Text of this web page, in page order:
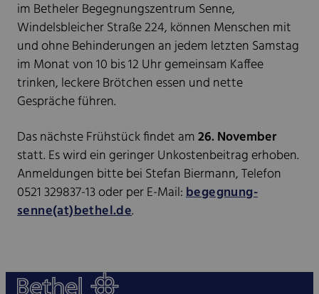
im Betheler Begegnungszentrum Senne,
Windelsbleicher Straße 224, können Menschen mit
und ohne Behinderungen an jedem letzten Samstag
im Monat von 10 bis 12 Uhr gemeinsam Kaffee
trinken, leckere Brötchen essen und nette
Gespräche führen.
Das nächste Frühstück findet am26. November
statt. Es wird ein geringer Unkostenbeitrag erhoben.
Anmeldungen bitte bei Stefan Biermann, Telefon
0521 329837-13 oder per E-Mail:begegnung-
senne(at)bethel.de.